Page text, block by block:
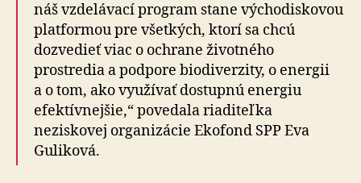
náš vzdelávací program stane východiskovou
platformou pre všetkých, ktorí sa chcú
dozvedieť viac o ochrane životného
prostredia a podpore biodiverzity, o energii
a o tom, ako využívať dostupnú energiu
efektívnejšie,“ povedala riaditeľka
neziskovej organizácie Ekofond SPP Eva
Guliková.